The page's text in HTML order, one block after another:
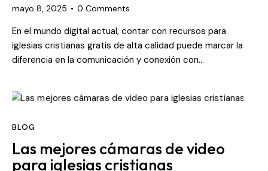
mayo 8, 2025 0 Comments
En el mundo digital actual, contar con recursos para
iglesias cristianas gratis de alta calidad puede marcar la
diferencia en la comunicación y conexión con…
BLOG
Las mejores cámaras de video
para iglesias cristianas